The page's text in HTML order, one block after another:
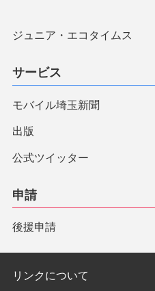
ジュニア・エコタイムス
サービス
モバイル埼玉新聞
出版
公式ツイッター
申請
後援申請
リンクについて